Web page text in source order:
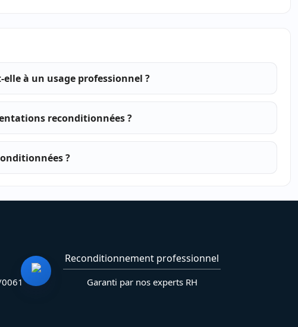
à un usage professionnel ?
reconditionnées ?
?
0061
Reconditionnement professionnel
Garanti par nos experts RH